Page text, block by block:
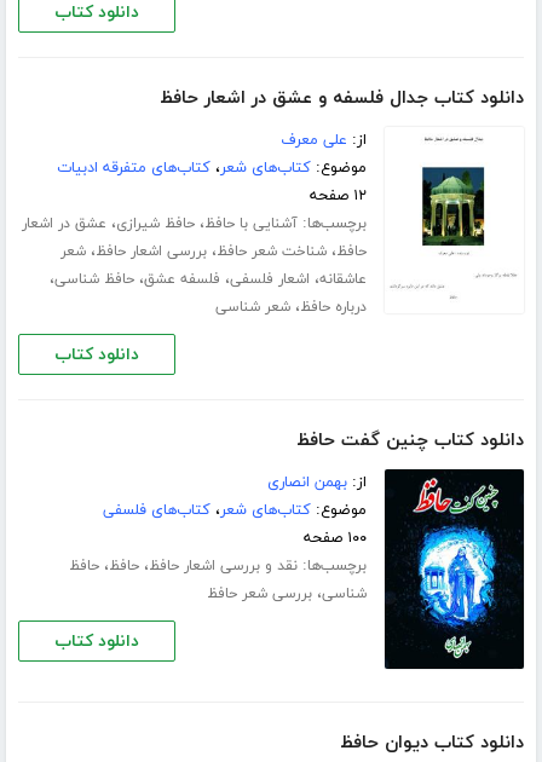
دانلود کتاب
دانلود کتاب جدال فلسفه و عشق در اشعار حافظ
از: علی معرف
موضوع:کتاب‌های شعر،کتاب‌های متفرقه ادبیات
۱۲ صفحه
برچسب‌ها:آشنایی با حافظ،حافظ شیرازی، عشق در اشعار
حافظ،شناخت شعر حافظ،بررسی اشعار حافظ،شعر
عاشقانه، اشعار فلسفی، فلسفه عشق،حافظ شناسی،
درباره حافظ،شعر شناسی
دانلود کتاب
دانلود کتاب چنین گفت حافظ
از:بهمن انصاری
موضوع:کتاب‌های شعر،کتاب‌های فلسفی
۱۰۰ صفحه
برچسب‌ها:نقد و بررسی اشعار حافظ،حافظ،حافظ
شناسی،بررسی شعر حافظ
دانلود کتاب
دانلود کتاب دیوان حافظ